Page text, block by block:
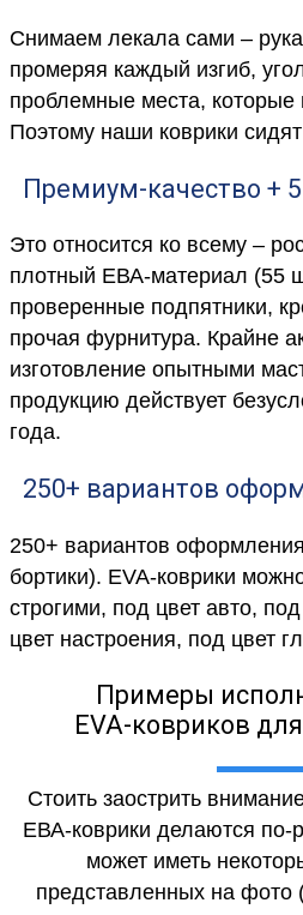
Снимаем лекала сами –
промеряя каждый изгиб,
проблемные места, которые
Поэтому наши коврики
Премиум-качество +
Это относится ко всему –
плотный ЕВА-материал (55
проверенные подпятники,
прочая фурнитура. Крайне
изготовление опытными
продукцию действует
года.
250+ вариантов
250+ вариантов оформления
бортики). EVA-коврики
строгими, под цвет авто,
цвет настроения, под цвет
Примеры
EVA-ковриков
Стоить заострить
ЕВА-коврики делаются по-
может иметь
представленных на фото